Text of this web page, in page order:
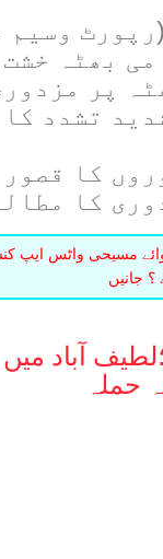
کا
مسیحی واٹس ایپ
؟ جانیں
لطیف آباد
حملہ